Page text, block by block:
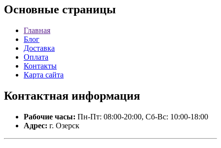
Основные страницы
Главная
Блог
Доставка
Оплата
Контакты
Карта сайта
Контактная информация
Рабочие часы: Пн-Пт: 08:00-20:00, Сб-Вс: 10:00-18:00
Адрес: г. Озерск